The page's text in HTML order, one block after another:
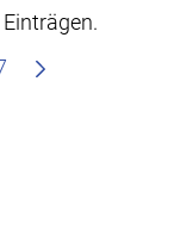
Navigieren